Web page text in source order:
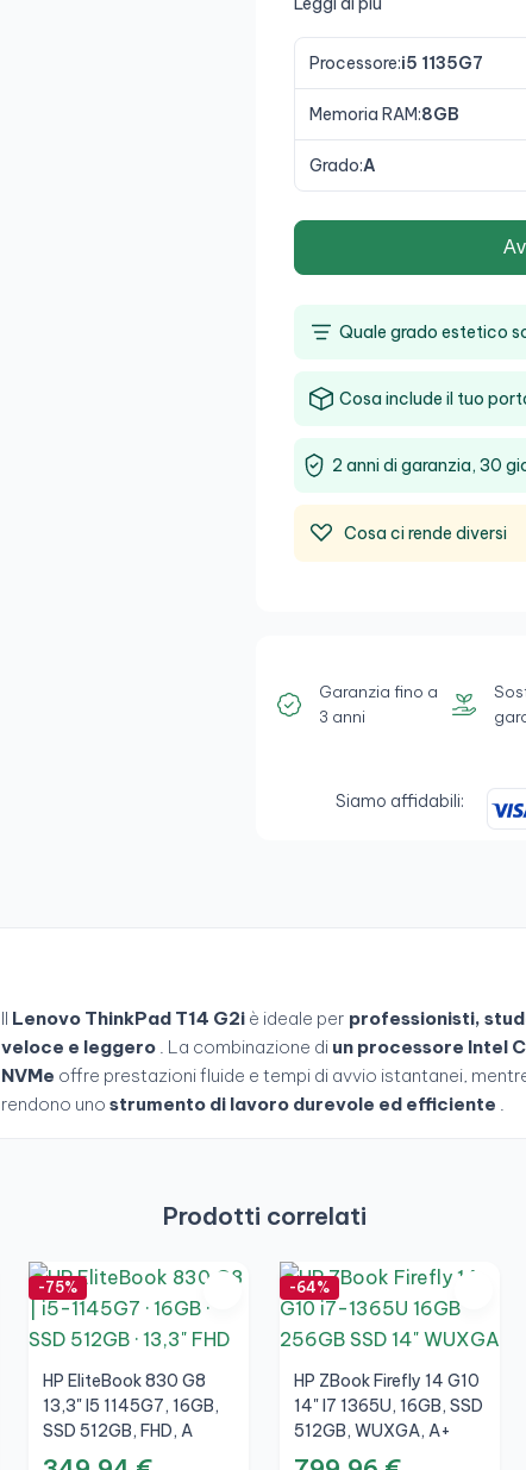
ThinkPad lo rendono una
Processore:i5 1135G7
Memoria RAM:8GB
Grado:A
Quale grado estetico
Cosa include il tuo
2 anni di garanzia, 30
Cosa ci rende diversi
Garanzia fino a
3 anni
Siamo affidabili:
Il Lenovo ThinkPad T14 G2iè ideale per professionisti,
veloce e leggero. La combinazione di un processore Intel
NVMe offre prestazioni fluide e tempi di avvio istantanei,
rendono uno strumento di lavoro durevole ed efficiente .
Prodotti correlati
-75%
HP EliteBook 830 G8
13,3" I5 1145G7, 16GB,
SSD 512GB, FHD, A
-64%
HP ZBook Firefly 14 G10
14" I7 1365U, 16GB, SSD
512GB, WUXGA, A+